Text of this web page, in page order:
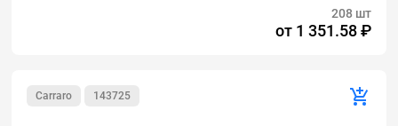
208 шт
от 1 351.58 ₽
Carraro 143725